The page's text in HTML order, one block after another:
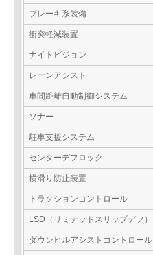
ブレーキ系装備
衝突軽減装置
ナイトビジョン
レーンアシスト
車間距離自動制御システム
ソナー
駐車支援システム
センターデフロック
横滑り防止装置
トラクションコントロール
LSD（リミテッドスリップデフ）
ダウンヒルアシストコントロール